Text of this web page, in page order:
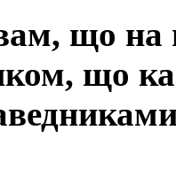
що на
що